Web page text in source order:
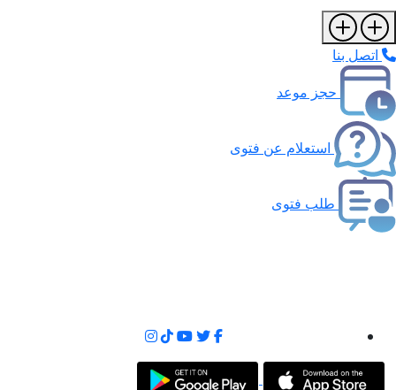
اتصل بنا
حجز موعد
استعلام عن فتوى
طلب فتوى